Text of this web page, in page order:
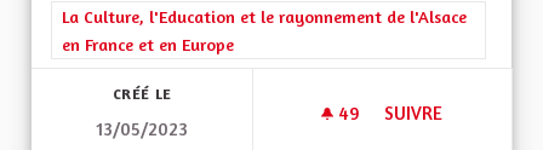
Filtrer les résultats de la catégorie : La Culture, l'Education et
La Culture, l'Education et le rayonnement de l'Alsace
en France et en Europe
CRÉÉ LE
13/05/2023
49 49 ABONNÉS
SUIVRE